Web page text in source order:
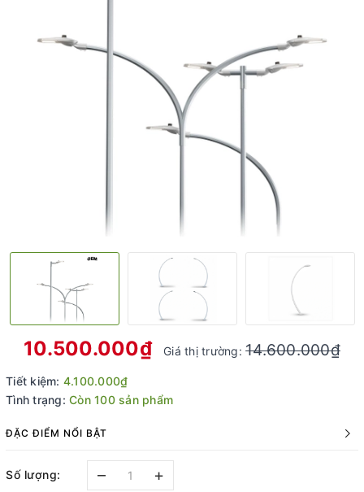
10.500.000₫ Giá thị trường:14.600.000₫
Tiết kiệm: 4.100.000₫
Tình trạng: Còn 100 sản phẩm
ĐẶC ĐIỂM NỔI BẬT
Số lượng: – +